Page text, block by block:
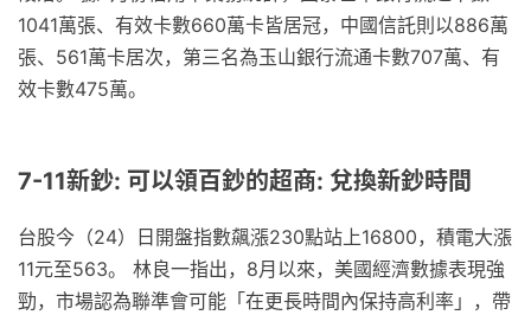
1041萬張、有效卡數660萬卡皆居冠，中國信託則以886萬
張、561萬卡居次，第三名為玉山銀行流通卡數707萬、有
效卡數475萬。
7-11新鈔: 可以領百鈔的超商: 兌換新鈔時間
台股今（24）日開盤指數飆漲230點站上16800，積電大漲
11元至563。 林良一指出，8月以來，美國經濟數據表現強
勁，市場認為聯準會可能「在更長時間內保持高利率」，帶